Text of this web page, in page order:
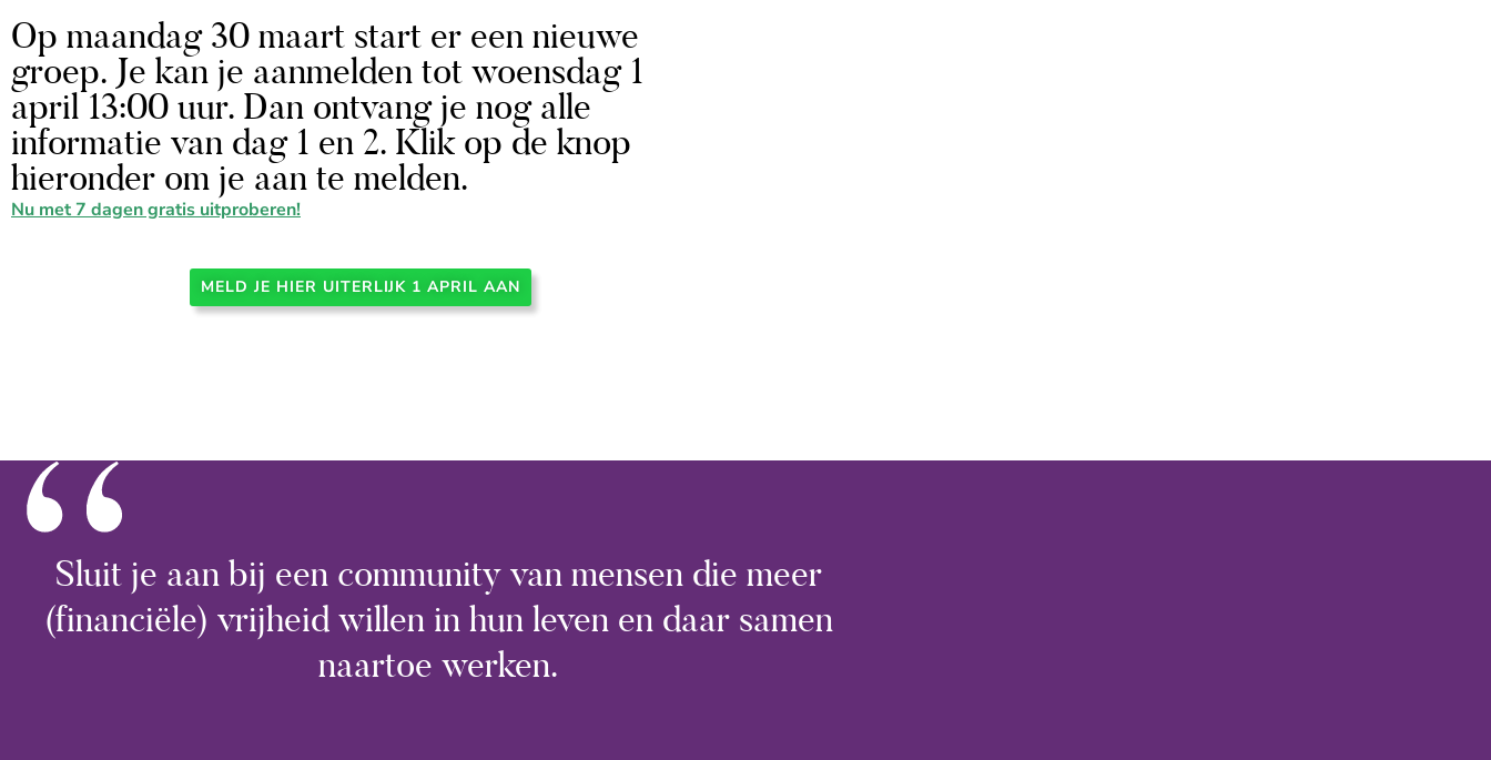
Op maandag 30 maart start er een nieuwe
groep. Je kan je aanmelden tot woensdag 1
april 13:00 uur. Dan ontvang je nog alle
informatie van dag 1 en 2. Klik op de knop
hieronder om je aan te melden.
Nu met 7 dagen gratis uitproberen!
MELD JE HIER UITERLIJK 1 APRIL AAN
“
Sluit je aan bij een community van mensen die meer
(financiële) vrijheid willen in hun leven en daar samen
naartoe werken.